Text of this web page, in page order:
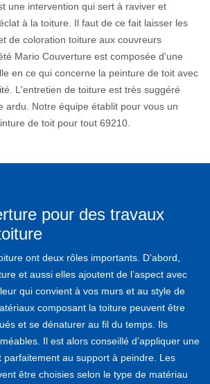
une intervention qui sert à raviver et
à la toiture. Il faut de ce fait laisser les
de coloration toiture aux couvreurs
Mario Couverture est composée d'une
en ce qui concerne la peinture de toit avec
L'entretien de toiture est très suggéré
ardu. Notre équipe établit pour vous un
de toit pour tout 69210.
pour des travaux
ont deux rôles importants. D’abord,
et aussi elles ajoutent de l’aspect avec
qui convient à vos murs et au style de
composant la toiture peuvent être
et se dénaturer au fil du temps. Ils
Il est alors conseillé d’appliquer une
parfaitement au support à peindre. Les
être choisies selon le type de matériau